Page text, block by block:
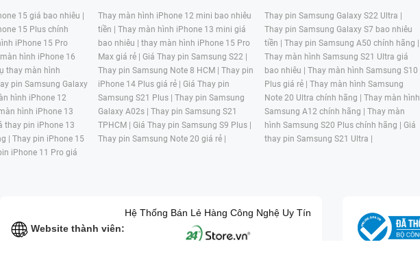
15 giá bao nhiêu |
15 Plus chính
iPhone 15 Pro
hình iPhone 16
thay màn hình
pin Samsung Galaxy
hình iPhone 12
hình iPhone 13
thay pin iPhone 13
| Thay pin iPhone 15
iPhone 11 Pro giá
Thay màn hình iPhone 12 mini bao nhiêu
tiền | Thay màn hình iPhone 13 mini giá
bao nhiêu | thay màn hình iPhone 15 Pro
Max giá rẻ | Giá Thay pin Samsung S22 |
Thay pin Samsung Note 8 HCM | Thay pin
iPhone 14 Plus giá rẻ | Giá Thay pin
Samsung S21 Plus | Thay pin Samsung
Galaxy A02s | Thay pin Samsung S21
TPHCM | Giá Thay pin Samsung S9 Plus |
Thay pin Samsung Note 20 giá rẻ |
Thay pin Samsung Galaxy S22 Ultra |
Thay pin Samsung Galaxy S7 bao nhiêu
tiền | Thay pin Samsung A50 chính hãng |
Thay màn hình Samsung S21 Ultra giá
bao nhiêu | Thay màn hình Samsung S10
Plus giá rẻ | Thay màn hình Samsung
Note 20 Ultra chính hãng | Thay màn hình
Samsung A12 chính hãng | Thay màn
hình Samsung S20 Plus chính hãng | Giá
thay pin Samsung S21 Ultra |
Website thành viên:
Hệ Thống Bán Lẻ Hàng Công Nghệ Uy Tín